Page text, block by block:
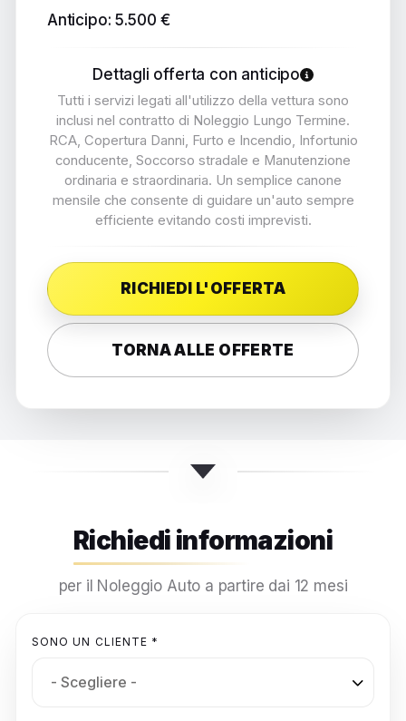
Anticipo: 5.500 €
Dettagli offerta con anticipo
Tutti i servizi legati all'utilizzo della vettura sono
inclusi nel contratto di Noleggio Lungo Termine.
RCA, Copertura Danni, Furto e Incendio, Infortunio
conducente, Soccorso stradale e Manutenzione
ordinaria e straordinaria. Un semplice canone
mensile che consente di guidare un'auto sempre
efficiente evitando costi imprevisti.
RICHIEDI L'OFFERTA
TORNA ALLE OFFERTE
Richiedi informazioni
per il Noleggio Auto a partire dai 12 mesi
SONO UN CLIENTE *